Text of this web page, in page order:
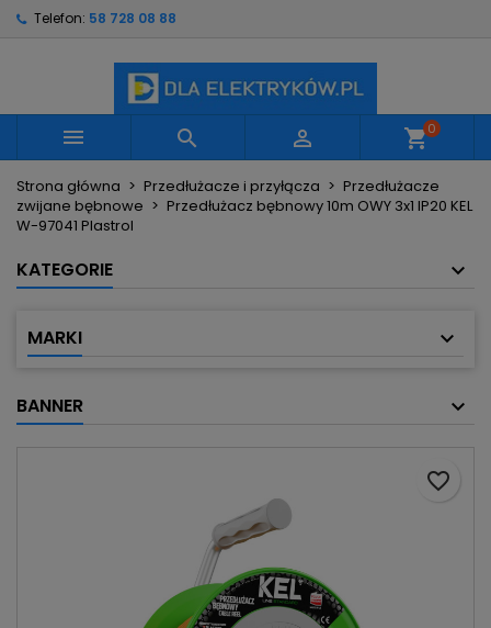
Telefon: 58 728 08 88
   shopping_cart0
Strona główna Przedłużacze i przyłącza
Przedłużacze
zwijane bębnowe
Przedłużacz bębnowy 10m OWY 3x1 IP20 KEL
W-97041 Plastrol
KATEGORIE
MARKI
BANNER
favorite_border
Utwórz nową listę
Nazwa listy życzeń
Anuluj Utwórz listę życzeń
Musisz być zalogowany by zapisać produkty na
swojej liście życzeń.
Anuluj Zaloguj się